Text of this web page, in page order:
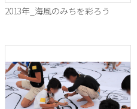
2013年_海風のみちを彩ろう